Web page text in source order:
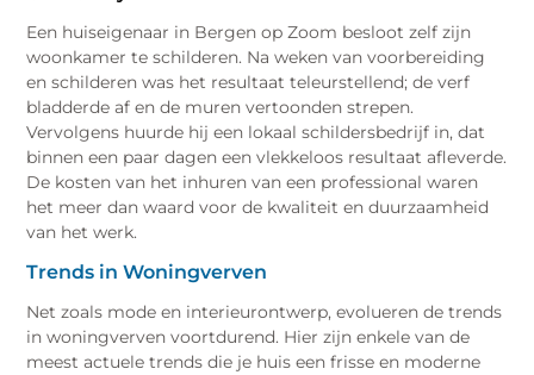
Een huiseigenaar in Bergen op Zoom besloot zelf zijn
woonkamer te schilderen. Na weken van voorbereiding
en schilderen was het resultaat teleurstellend; de verf
bladderde af en de muren vertoonden strepen.
Vervolgens huurde hij een lokaal schildersbedrijf in, dat
binnen een paar dagen een vlekkeloos resultaat afleverde.
De kosten van het inhuren van een professional waren
het meer dan waard voor de kwaliteit en duurzaamheid
van het werk.
Trends in Woningverven
Net zoals mode en interieurontwerp, evolueren de trends
in woningverven voortdurend. Hier zijn enkele van de
meest actuele trends die je huis een frisse en moderne